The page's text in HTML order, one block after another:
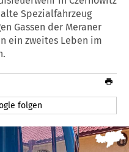
Spezialfahrzeug
Gassen der Meraner
ein zweites Leben im
folgen